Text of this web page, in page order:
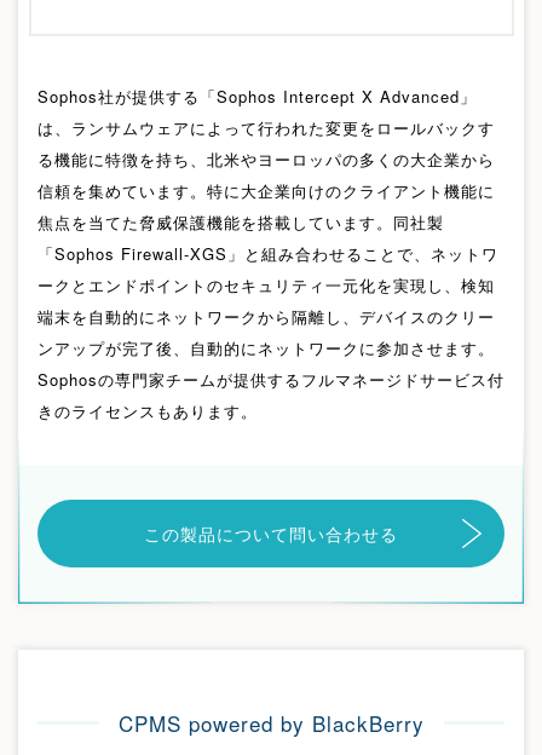
Sophos社が提供する「Sophos Intercept X Advanced」
は、ランサムウェアによって行われた変更をロールバックす
る機能に特徴を持ち、北米やヨーロッパの多くの大企業から
信頼を集めています。特に大企業向けのクライアント機能に
焦点を当てた脅威保護機能を搭載しています。同社製
「Sophos Firewall-XGS」と組み合わせることで、ネットワ
ークとエンドポイントのセキュリティ一元化を実現し、検知
端末を自動的にネットワークから隔離し、デバイスのクリー
ンアップが完了後、自動的にネットワークに参加させます。
Sophosの専門家チームが提供するフルマネージドサービス付
きのライセンスもあります。
この製品について問い合わせる
CPMS powered by BlackBerry